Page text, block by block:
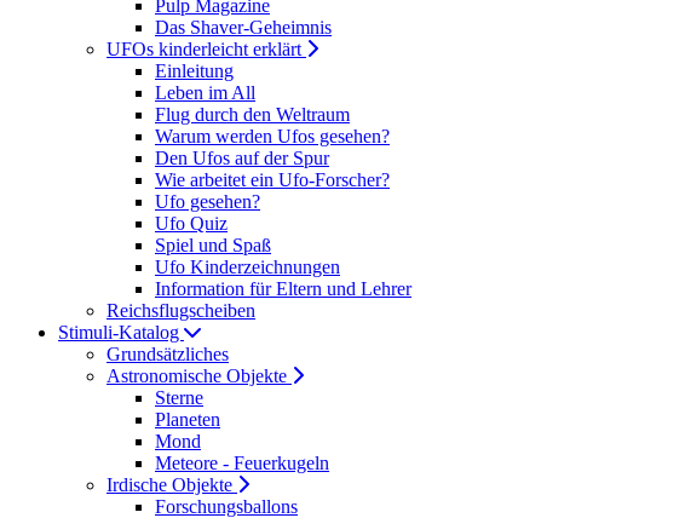
Pulp Magazine
Das Shaver-Geheimnis
UFOs kinderleicht erklärt
Einleitung
Leben im All
Flug durch den Weltraum
Warum werden Ufos gesehen?
Den Ufos auf der Spur
Wie arbeitet ein Ufo-Forscher?
Ufo gesehen?
Ufo Quiz
Spiel und Spaß
Ufo Kinderzeichnungen
Information für Eltern und Lehrer
Reichsflugscheiben
Stimuli-Katalog
Grundsätzliches
Astronomische Objekte
Sterne
Planeten
Mond
Meteore - Feuerkugeln
Irdische Objekte
Forschungsballons